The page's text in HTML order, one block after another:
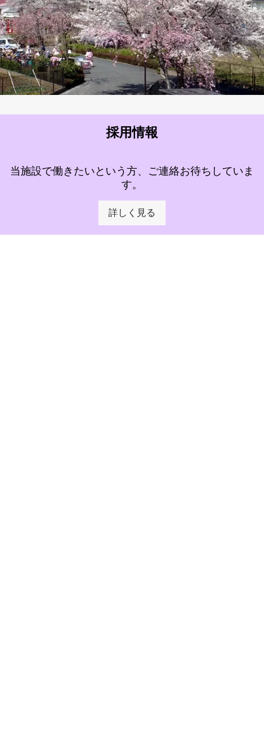
採用情報
当施設で働きたいという方、ご連絡お待ちしていま
す。
詳しく見る